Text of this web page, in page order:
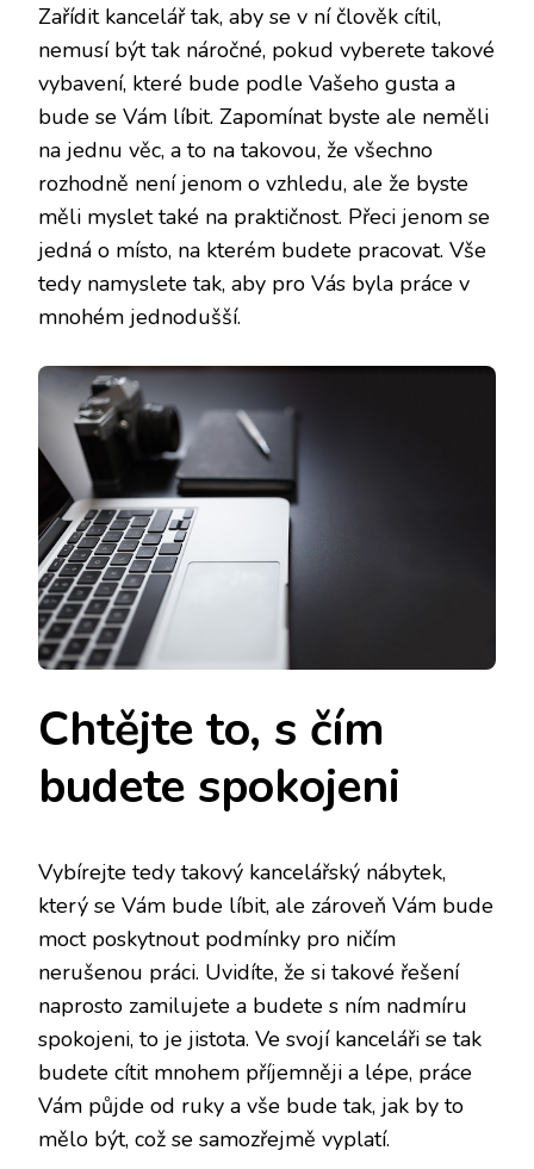
Zařídit kancelář tak, aby se v ní člověk cítil,
nemusí být tak náročné, pokud vyberete takové
vybavení, které bude podle Vašeho gusta a
bude se Vám líbit. Zapomínat byste ale neměli
na jednu věc, a to na takovou, že všechno
rozhodně není jenom o vzhledu, ale že byste
měli myslet také na praktičnost. Přeci jenom se
jedná o místo, na kterém budete pracovat. Vše
tedy namyslete tak, aby pro Vás byla práce v
mnohém jednodušší.
Chtějte to, s čím
budete spokojeni
Vybírejte tedy takový kancelářský nábytek,
který se Vám bude líbit, ale zároveň Vám bude
moct poskytnout podmínky pro ničím
nerušenou práci. Uvidíte, že si takové řešení
naprosto zamilujete a budete s ním nadmíru
spokojeni, to je jistota. Ve svojí kanceláři se tak
budete cítit mnohem příjemněji a lépe, práce
Vám půjde od ruky a vše bude tak, jak by to
mělo být, což se samozřejmě vyplatí.